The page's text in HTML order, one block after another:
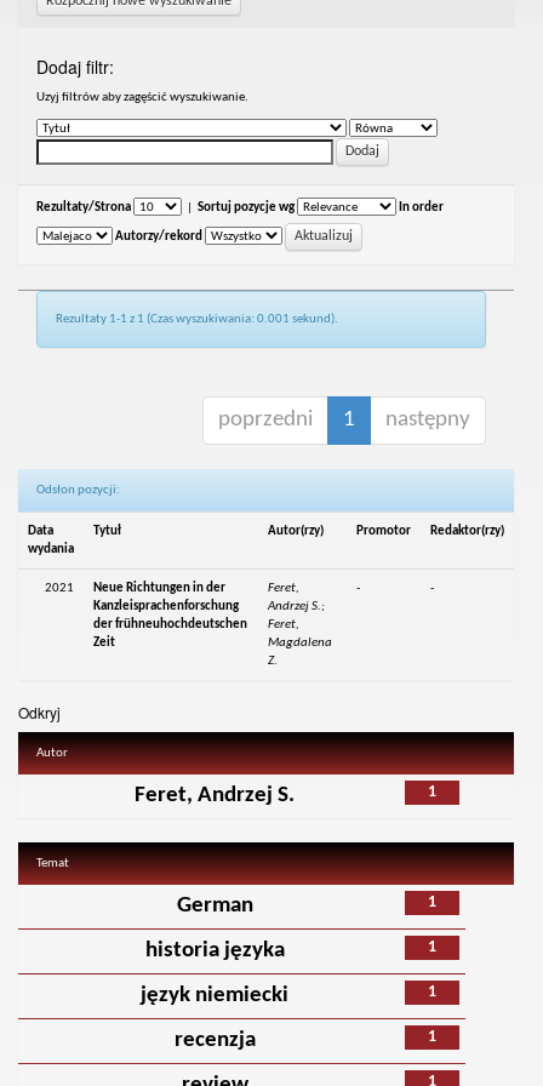
Dodaj filtr:
Uzyj filtrów aby zagęścić wyszukiwanie.
Rezultaty/Strona Sortuj pozycje wg In order
Autorzy/rekord
Rezultaty 1-1 z 1 (Czas wyszukiwania: 0.001 sekund).
poprzedni 1 następny
Odsłon pozycji:
Data
wydania
Tytuł Autor(rzy) Promotor Redaktor(rzy)
2021
Neue Richtungen in der
Kanzleisprachenforschung
der frühneuhochdeutschen
Zeit
Feret,
Andrzej S.;
Feret,
Magdalena
Z.
- -
Odkryj
Autor
1
Feret, Andrzej S.
Temat
1
German
1
historia języka
1
język niemiecki
1
recenzja
1